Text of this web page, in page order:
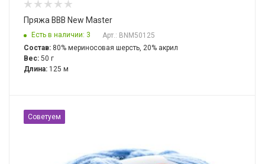
Пряжа BBB New Master
Есть в наличии: 3
Арт.: BNM50125
Состав: 80% мериносовая шерсть, 20% акрил
Вес: 50 г
Длина: 125 м
Советуем